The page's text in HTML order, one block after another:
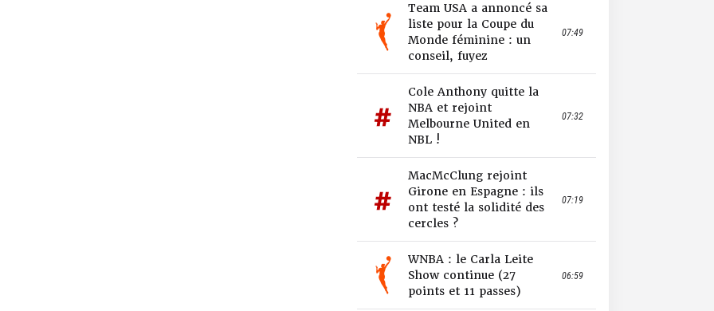
Team USA a annoncé sa
liste pour la Coupe du
Monde féminine : un
conseil, fuyez
07:49
Cole Anthony quitte la
NBA et rejoint
Melbourne United en
NBL !
07:32
MacMcClung rejoint
Girone en Espagne : ils
ont testé la solidité des
cercles ?
07:19
WNBA : le Carla Leite
Show continue (27
points et 11 passes)
06:59